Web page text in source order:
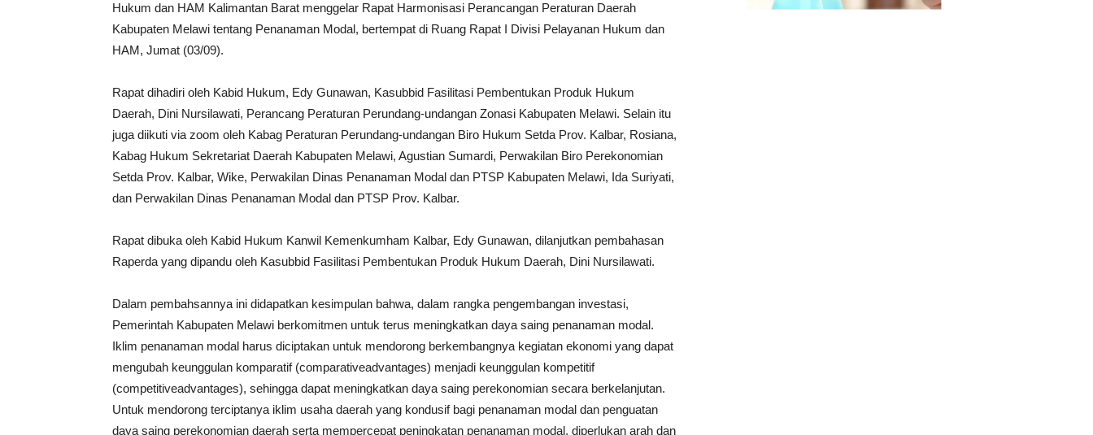
Hukum dan HAM Kalimantan Barat menggelar Rapat Harmonisasi Perancangan Peraturan Daerah
Kabupaten Melawi tentang Penanaman Modal, bertempat di Ruang Rapat I Divisi Pelayanan Hukum dan
HAM, Jumat (03/09).
Rapat dihadiri oleh Kabid Hukum, Edy Gunawan, Kasubbid Fasilitasi Pembentukan Produk Hukum
Daerah, Dini Nursilawati, Perancang Peraturan Perundang-undangan Zonasi Kabupaten Melawi. Selain itu
juga diikuti via zoom oleh Kabag Peraturan Perundang-undangan Biro Hukum Setda Prov. Kalbar, Rosiana,
Kabag Hukum Sekretariat Daerah Kabupaten Melawi, Agustian Sumardi, Perwakilan Biro Perekonomian
Setda Prov. Kalbar, Wike, Perwakilan Dinas Penanaman Modal dan PTSP Kabupaten Melawi, Ida Suriyati,
dan Perwakilan Dinas Penanaman Modal dan PTSP Prov. Kalbar.
Rapat dibuka oleh Kabid Hukum Kanwil Kemenkumham Kalbar, Edy Gunawan, dilanjutkan pembahasan
Raperda yang dipandu oleh Kasubbid Fasilitasi Pembentukan Produk Hukum Daerah, Dini Nursilawati.
Dalam pembahsannya ini didapatkan kesimpulan bahwa, dalam rangka pengembangan investasi,
Pemerintah Kabupaten Melawi berkomitmen untuk terus meningkatkan daya saing penanaman modal.
Iklim penanaman modal harus diciptakan untuk mendorong berkembangnya kegiatan ekonomi yang dapat
mengubah keunggulan komparatif (comparativeadvantages) menjadi keunggulan kompetitif
(competitiveadvantages), sehingga dapat meningkatkan daya saing perekonomian secara berkelanjutan.
Untuk mendorong terciptanya iklim usaha daerah yang kondusif bagi penanaman modal dan penguatan
daya saing perekonomian daerah serta mempercepat peningkatan penanaman modal, diperlukan arah dan